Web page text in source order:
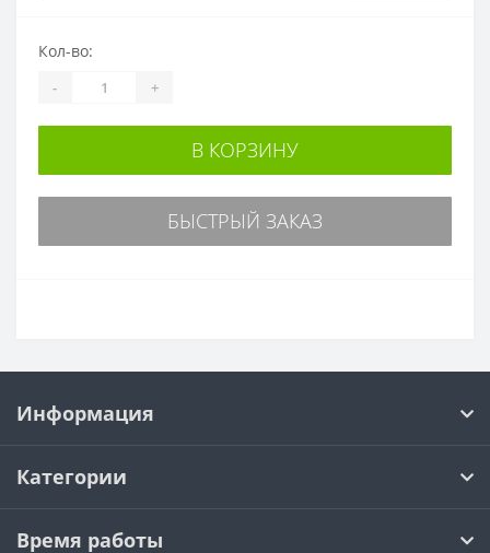
Кол-во:
- +
В КОРЗИНУ
БЫСТРЫЙ ЗАКАЗ
Информация
Категории
Время работы